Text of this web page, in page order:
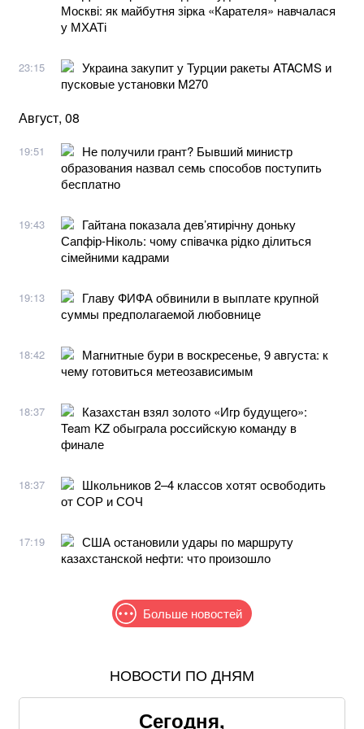
Москві: як майбутня зірка «Карателя» навчалася
у МХАТі
23:15
Украина закупит у Турции ракеты ATACMS и
пусковые установки M270
Август, 08
19:51
Не получили грант? Бывший министр
образования назвал семь способов поступить
бесплатно
19:43
Гайтана показала дев’ятирічну доньку
Сапфір-Ніколь: чому співачка рідко ділиться
сімейними кадрами
19:13
Главу ФИФА обвинили в выплате крупной
суммы предполагаемой любовнице
18:42
Магнитные бури в воскресенье, 9 августа: к
чему готовиться метеозависимым
18:37
Казахстан взял золото «Игр будущего»:
Team KZ обыграла российскую команду в
финале
18:37
Школьников 2–4 классов хотят освободить
от СОР и СОЧ
17:19
США остановили удары по маршруту
казахстанской нефти: что произошло
Больше новостей
МИД Украины: Безнаказанность России в 2008-м
НОВОСТИ ПО ДНЯМ
Сегодня,